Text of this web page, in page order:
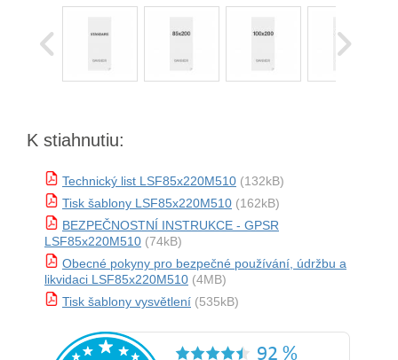
K stiahnutiu:
Technický list LSF85x220M510 (132kB)
Tisk šablony LSF85x220M510 (162kB)
BEZPEČNOSTNÍ INSTRUKCE - GPSR
LSF85x220M510 (74kB)
Obecné pokyny pro bezpečné používání, údržbu a
likvidaci LSF85x220M510 (4MB)
Tisk šablony vysvětlení (535kB)